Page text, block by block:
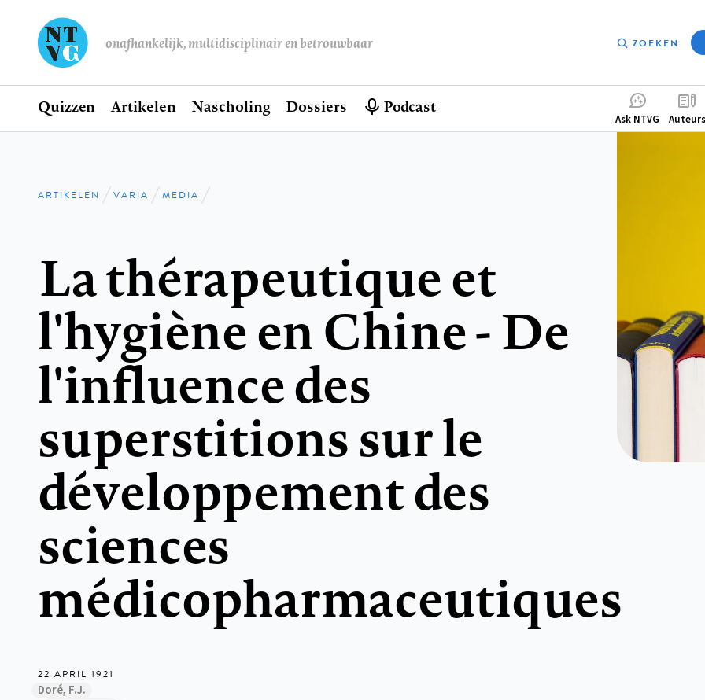
onafhankelijk, multidisciplinair en betrouwbaar ZOEKEN
Hoofdnavigatie
Home
Quizzen Artikelen Nascholing Dossiers Podcast
Ask NTVG Auteurs
Kruimelpad
ARTIKELEN VARIA MEDIA
La thérapeutique et
l'hygiène en Chine - De
l'influence des
superstitions sur le
développement des
sciences
médicopharmaceutiques
22 APRIL 1921
Doré, F.J.